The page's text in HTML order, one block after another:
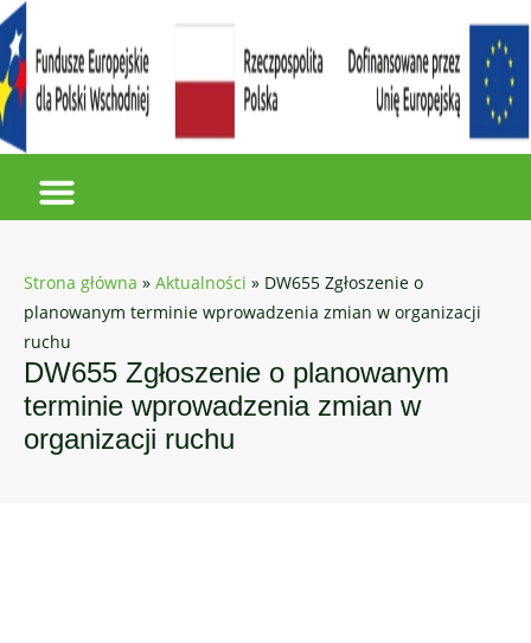
Strona główna » Aktualności » DW655 Zgłoszenie o
planowanym terminie wprowadzenia zmian w organizacji
ruchu
DW655 Zgłoszenie o planowanym
terminie wprowadzenia zmian w
organizacji ruchu